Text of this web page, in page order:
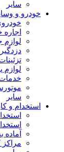
سایر
خودرو و
اجاره
لوازم
لوازم
سایر
استخدام و
آماده
مراکز